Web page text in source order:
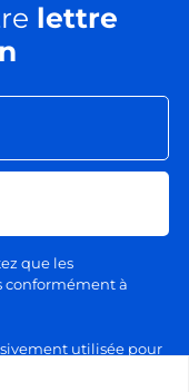
lettre
que les
conformément à
utilisée pour